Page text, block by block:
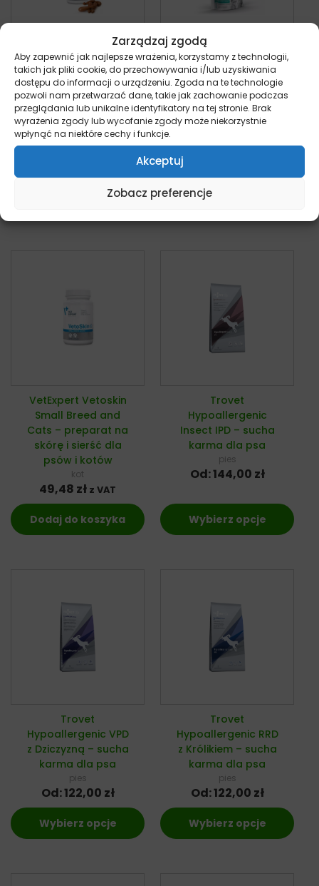
Zarządzaj zgodą
Aby zapewnić jak najlepsze wrażenia, korzystamy z technologii,
takich jak pliki cookie, do przechowywania i/lub uzyskiwania
dostępu do informacji o urządzeniu. Zgoda na te technologie
pozwoli nam przetwarzać dane, takie jak zachowanie podczas
przeglądania lub unikalne identyfikatory na tej stronie. Brak
wyrażenia zgody lub wycofanie zgody może niekorzystnie
wpłynąć na niektóre cechy i funkcje.
Akceptuj
Zobacz preferencje
VetExpert Vetoskin
– preparat na skórę
i sierść dla psów i
kotów
kot
Od:62,00zł
Wybierz opcje
Calibra VD Dog
Snack
Hypoallergenic –
przysmak dla psa z
problemami ze
Dodaj do koszyka
VetExpert Vetoskin
Small Breed and
Cats – preparat na
skórę i sierść dla
psów i kotów
kot
49,48 zł z VAT
Dodaj do koszyka
Trovet
Hypoallergenic
Insect IPD – sucha
karma dla psa
pies
Od:144,00 zł
Wybierz opcje
Trovet
Hypoallergenic VPD
z Dziczyzną – sucha
karma dla psa
pies
Od:122,00 zł
Wybierz opcje
Trovet
Hypoallergenic RRD
z Królikiem – sucha
karma dla psa
pies
Od:122,00 zł
Wybierz opcje